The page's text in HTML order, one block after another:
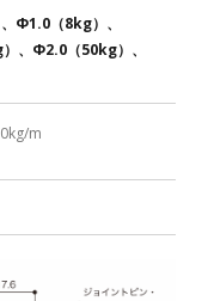
Φ1.0（8kg）、
、Φ2.0（50kg）、
m